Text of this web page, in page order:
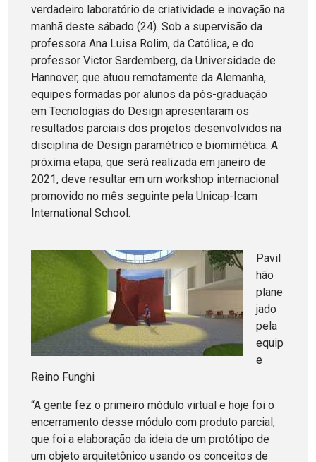
verdadeiro laboratório de criatividade e inovação na
manhã deste sábado (24). Sob a supervisão da
professora Ana Luisa Rolim, da Católica, e do
professor Victor Sardemberg, da Universidade de
Hannover, que atuou remotamente da Alemanha,
equipes formadas por alunos da pós-graduação
em Tecnologias do Design apresentaram os
resultados parciais dos projetos desenvolvidos na
disciplina de Design paramétrico e biomimética. A
próxima etapa, que será realizada em janeiro de
2021, deve resultar em um workshop internacional
promovido no mês seguinte pela Unicap-Icam
International School.
Pavil
hão
plane
jado
pela
equip
e
Reino Funghi
“A gente fez o primeiro módulo virtual e hoje foi o
encerramento desse módulo com produto parcial,
que foi a elaboração da ideia de um protótipo de
um objeto arquitetônico usando os conceitos de